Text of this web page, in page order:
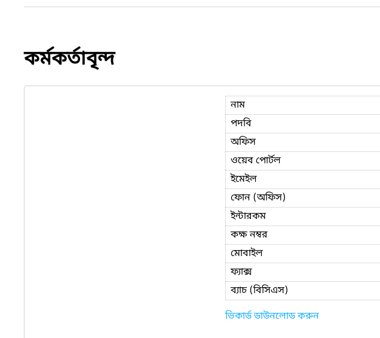
কর্মকর্তাবৃন্দ
নাম
পদবি
অফিস
ওয়েব পোর্টল
ইমেইল
ফোন (অফিস)
ইন্টারকম
কক্ষ নম্বর
মোবাইল
ফ্যাক্স
ব্যাচ (বিসিএস)
ভিকার্ড ডাউনলোড করুন